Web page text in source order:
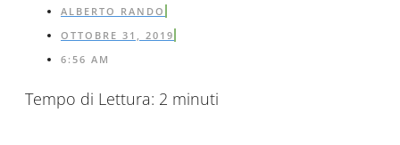
ALBERTO RANDO
OTTOBRE 31, 2019
6:56 AM
Tempo di Lettura: 2 minuti